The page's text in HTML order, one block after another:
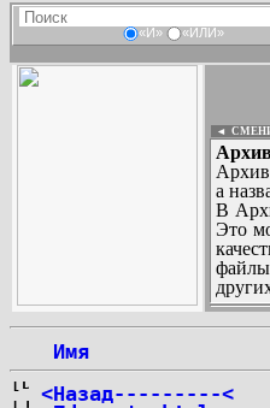
«И» «ИЛИ»
◄
а
В
Это
Имя
<Назад---------<